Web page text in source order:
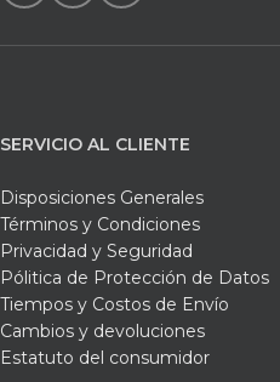
SERVICIO AL CLIENTE
Disposiciones Generales
Términos y Condiciones
Privacidad y Seguridad
Pólitica de Protección de Datos
Tiempos y Costos de Envío
Cambios y devoluciones
Estatuto del consumidor